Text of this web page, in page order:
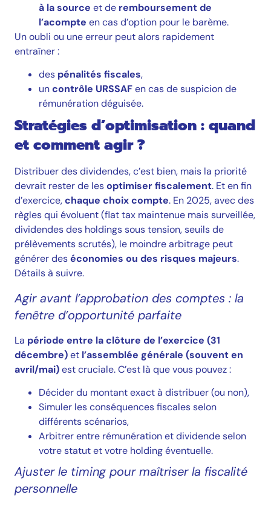
à la source et de remboursement de
l’acompte en cas d’option pour le barème.
Un oubli ou une erreur peut alors rapidement
entraîner :
des pénalités fiscales,
uncontrôle URSSAFen cas de suspicion de
rémunération déguisée.
Stratégies d’optimisation : quand
et comment agir ?
Distribuer des dividendes, c’est bien, mais la priorité
devrait rester de lesoptimiser fiscalement. Et en fin
d’exercice,chaque choix compte. En 2025, avec des
règles qui évoluent (flat tax maintenue mais surveillée,
dividendes des holdings sous tension, seuils de
prélèvements scrutés), le moindre arbitrage peut
générer deséconomies ou des risques majeurs.
Détails à suivre.
Agir avant l’approbation des comptes : la
fenêtre d’opportunité parfaite
La période entre la clôture de l’exercice (31
décembre)et l’assemblée générale (souvent en
avril/mai)est cruciale. C’est là que vous pouvez :
Décider du montant exact à distribuer (ou non),
Simuler les conséquences fiscales selon
différents scénarios,
Arbitrer entre rémunération et dividende selon
votre statut et votre holding éventuelle.
Ajuster le timing pour maîtriser la fiscalité
personnelle